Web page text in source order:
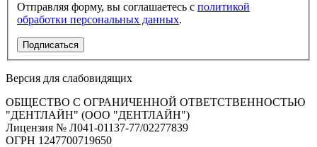
Отправляя форму, вы соглашаетесь с политикой
обработки персональных данных.
Подписаться
Версия для слабовидящих
ОБЩЕСТВО С ОГРАНИЧЕННОЙ ОТВЕТСТВЕННОСТЬЮ
"ДЕНТЛАЙН" (ООО "ДЕНТЛАЙН")
Лицензия № Л041-01137-77/02277839
ОГРН 1247700719650